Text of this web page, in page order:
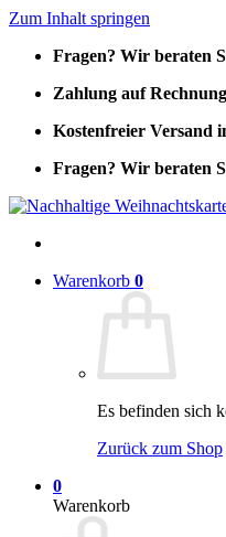
Zum Inhalt springen
Fragen? Wir beraten
Zahlung auf Rechnung
Kostenfreier Versand
Fragen? Wir beraten
Warenkorb 0
Es befinden sich
Zurück zum Shop
0
Warenkorb